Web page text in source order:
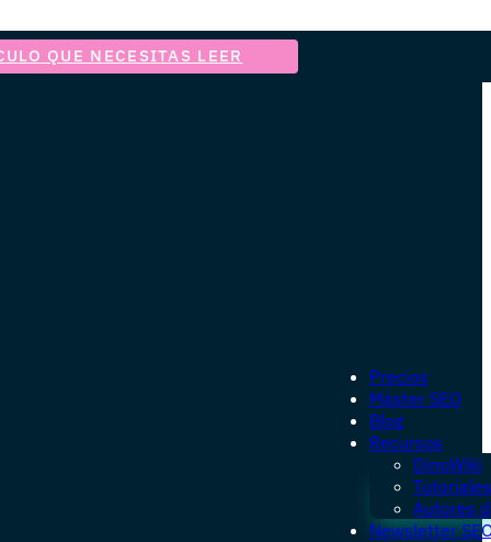
QUE NECESITAS LEER
Precios
Máster SEO
Blog
Recursos
DinoWiki
Tutoriales
Autores
Newsletter